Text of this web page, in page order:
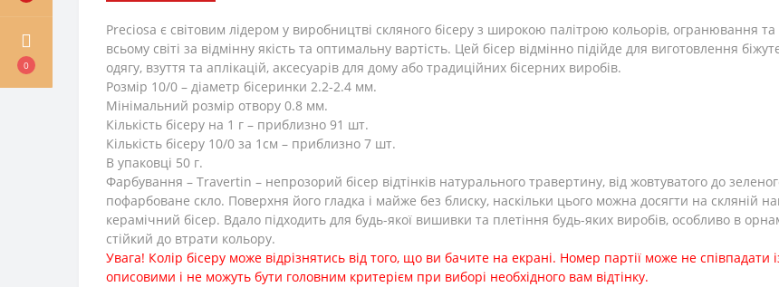
0
Preciosa є світовим лідером у виробництві скляного бісеру з широкою палітрою кольорів, огранювання
всьому світі за відмінну якість та оптимальну вартість. Цей бісер відмінно підійде для виготовлення
одягу, взуття та аплікацій, аксесуарів для дому або традиційних бісерних виробів.
Розмір 10/0 – діаметр бісеринки 2.2-2.4 мм.
Мінімальний розмір отвору 0.8 мм.
Кількість бісеру на 1 г – приблизно 91 шт.
Кількість бісеру 10/0 за 1см – приблизно 7 шт.
В упаковці 50 г.
Фарбування – Travertin – непрозорий бісер відтінків натурального травертину, від жовтуватого до
пофарбоване скло. Поверхня його гладка і майже без блиску, наскільки цього можна досягти на скляній
керамічний бісер. Вдало підходить для будь-якої вишивки та плетіння будь-яких виробів, особливо в
стійкий до втрати кольору.
Увага! Колір бісеру може відрізнятись від того, що ви бачите на екрані. Номер партії може не співпадати
описовими і не можуть бути головним критерієм при виборі необхідного вам відтінку.